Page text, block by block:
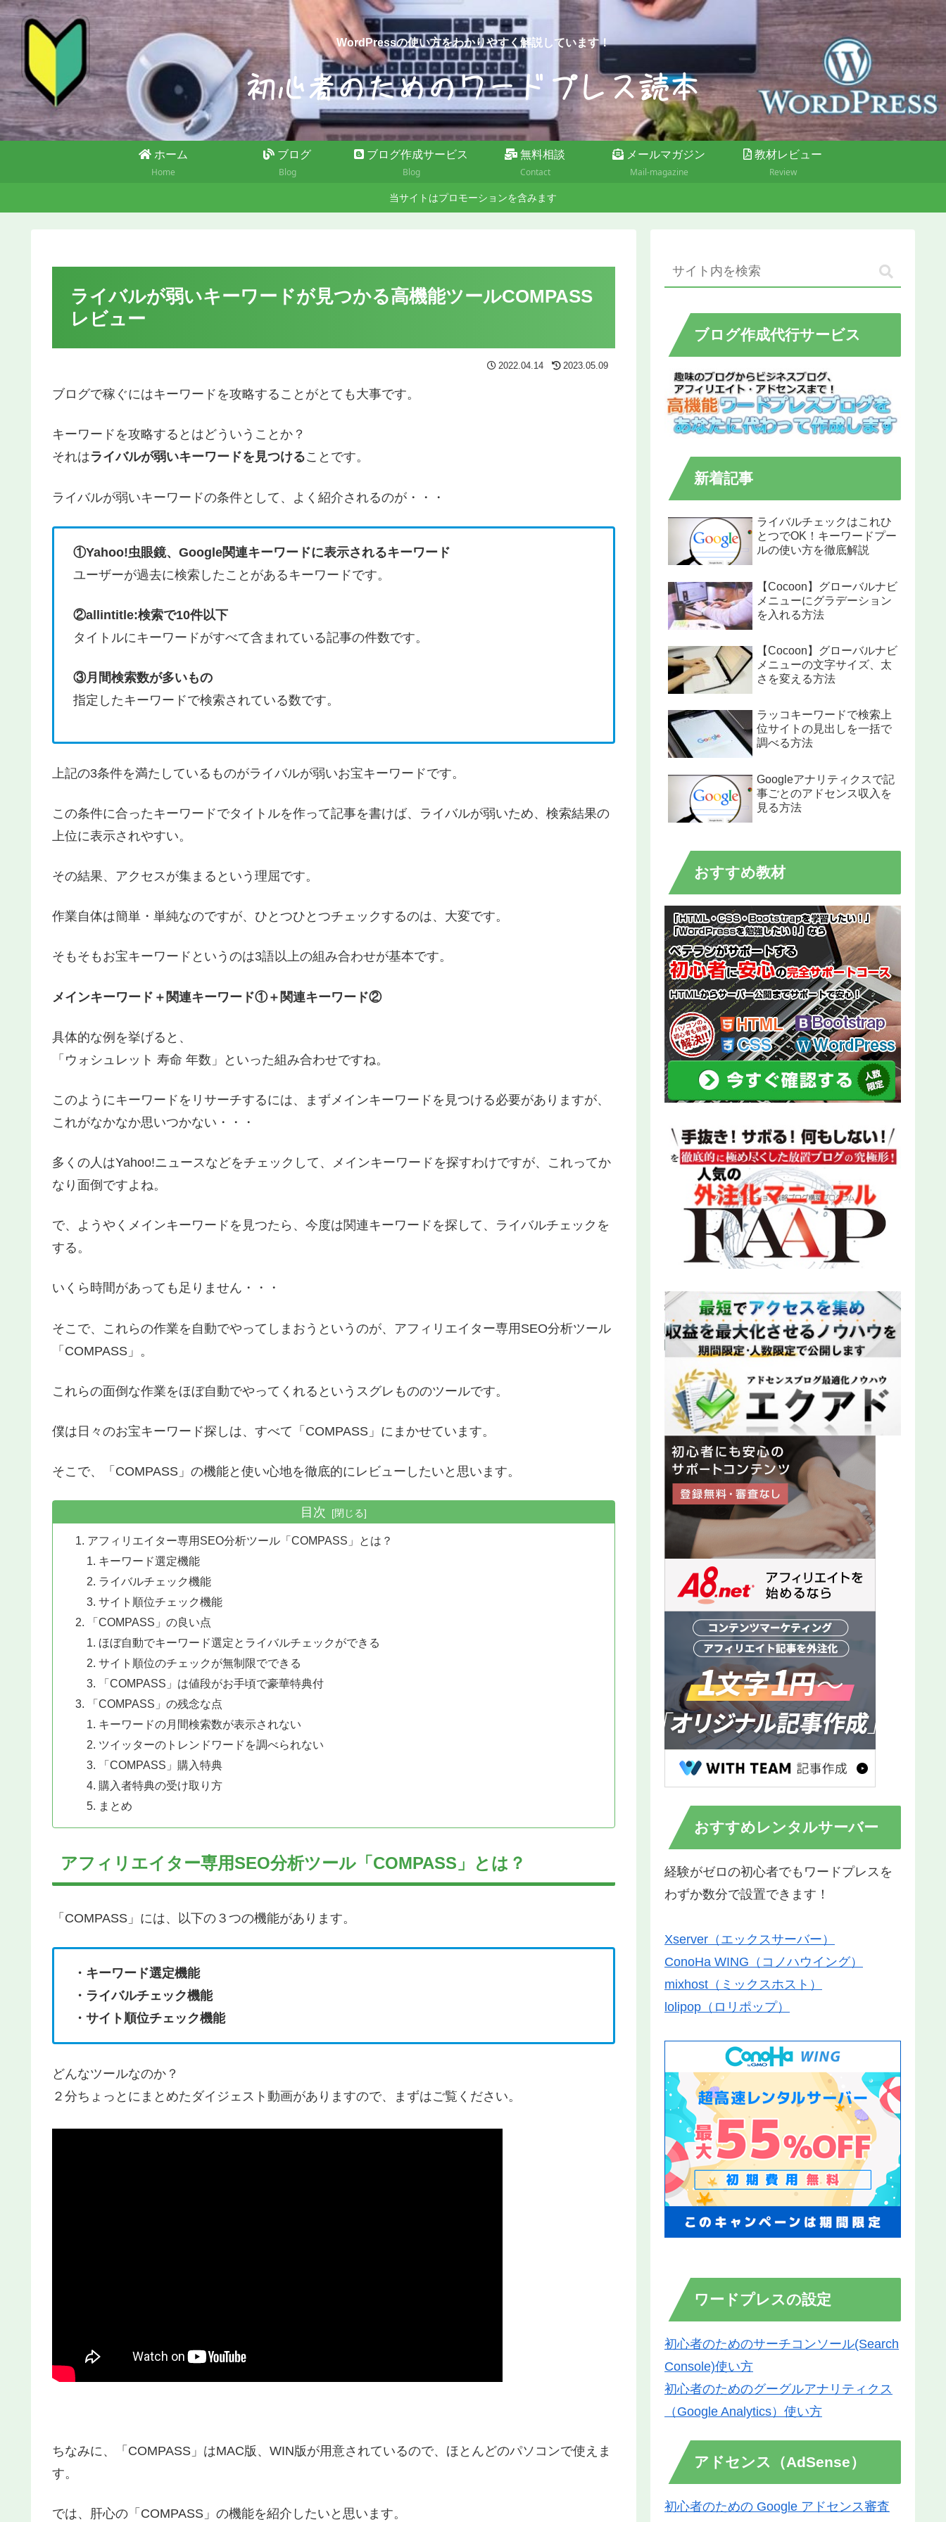
WordPressの使い方をわかりやすく解説しています！
ホーム
Home
ブログ
Blog
ブログ作成サービス
Blog
無料相談
Contact
メールマガジン
Mail-magazine
教材レビュー
Review
当サイトはプロモーションを含みます
ライバルが弱いキーワードが見つかる高機能ツールCOMPASS
レビュー
2022.04.14 2023.05.09
ブログで稼ぐにはキーワードを攻略することがとても大事です。
キーワードを攻略するとはどういうことか？
それはライバルが弱いキーワードを見つけることです。
ライバルが弱いキーワードの条件として、よく紹介されるのが・・・
①Yahoo!虫眼鏡、Google関連キーワードに表示されるキーワード
ユーザーが過去に検索したことがあるキーワードです。
②allintitle:検索で10件以下
タイトルにキーワードがすべて含まれている記事の件数です。
③月間検索数が多いもの
指定したキーワードで検索されている数です。
上記の3条件を満たしているものがライバルが弱いお宝キーワードです。
この条件に合ったキーワードでタイトルを作って記事を書けば、ライバルが弱いため、検索結果の
上位に表示されやすい。
その結果、アクセスが集まるという理屈です。
作業自体は簡単・単純なのですが、ひとつひとつチェックするのは、大変です。
そもそもお宝キーワードというのは3語以上の組み合わせが基本です。
メインキーワード＋関連キーワード①＋関連キーワード②
具体的な例を挙げると、
「ウォシュレット 寿命 年数」といった組み合わせですね。
このようにキーワードをリサーチするには、まずメインキーワードを見つける必要がありますが、
これがなかなか思いつかない・・・
多くの人はYahoo!ニュースなどをチェックして、メインキーワードを探すわけですが、これってか
なり面倒ですよね。
で、ようやくメインキーワードを見つたら、今度は関連キーワードを探して、ライバルチェックを
する。
いくら時間があっても足りません・・・
そこで、これらの作業を自動でやってしまおうというのが、アフィリエイター専用SEO分析ツール
「COMPASS」。
これらの面倒な作業をほぼ自動でやってくれるというスグレもののツールです。
僕は日々のお宝キーワード探しは、すべて「COMPASS」にまかせています。
そこで、「COMPASS」の機能と使い心地を徹底的にレビューしたいと思います。
目次
アフィリエイター専用SEO分析ツール「COMPASS」とは？
キーワード選定機能
ライバルチェック機能
サイト順位チェック機能
「COMPASS」の良い点
ほぼ自動でキーワード選定とライバルチェックができる
サイト順位のチェックが無制限でできる
「COMPASS」は値段がお手頃で豪華特典付
「COMPASS」の残念な点
キーワードの月間検索数が表示されない
ツイッターのトレンドワードを調べられない
「COMPASS」購入特典
購入者特典の受け取り方
まとめ
アフィリエイター専用SEO分析ツール「COMPASS」とは？
「COMPASS」には、以下の３つの機能があります。
・キーワード選定機能
・ライバルチェック機能
・サイト順位チェック機能
どんなツールなのか？
２分ちょっとにまとめたダイジェスト動画がありますので、まずはご覧ください。
ちなみに、「COMPASS」はMAC版、WIN版が用意されているので、ほとんどのパソコンで使えま
す。
では、肝心の「COMPASS」の機能を紹介したいと思います。
ブログ作成代行サービス
新着記事
ライバルチェックはこれひ
とつでOK！キーワードプー
ルの使い方を徹底解説
【Cocoon】グローバルナビ
メニューにグラデーション
を入れる方法
【Cocoon】グローバルナビ
メニューの文字サイズ、太
さを変える方法
ラッコキーワードで検索上
位サイトの見出しを一括で
調べる方法
Googleアナリティクスで記
事ごとのアドセンス収入を
見る方法
おすすめ教材
おすすめレンタルサーバー
経験がゼロの初心者でもワードプレスを
わずか数分で設置できます！
Xserver（エックスサーバー）
ConoHa WING（コノハウイング）
mixhost（ミックスホスト）
lolipop（ロリポップ）
ワードプレスの設定
初心者のためのサーチコンソール(Search
Console)使い方
初心者のためのグーグルアナリティクス
（Google Analytics）使い方
アドセンス（AdSense）
初心者のための Google アドセンス審査